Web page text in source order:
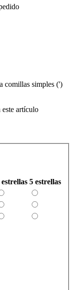
comillas simples (')
este artículo
estrellas 5 estrellas